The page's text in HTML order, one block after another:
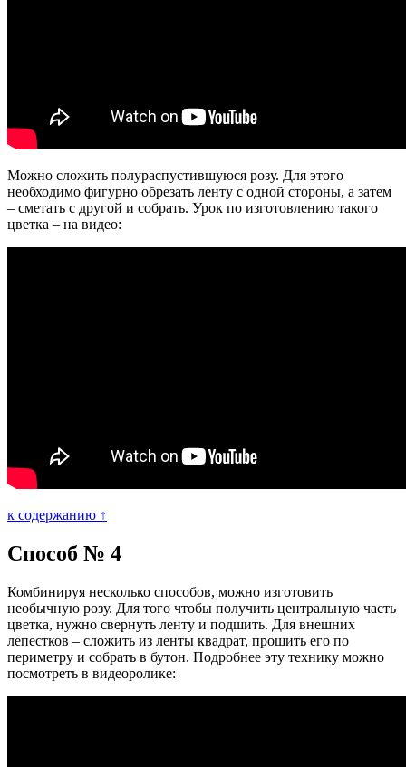
Можно сложить полураспустившуюся розу. Для этого
необходимо фигурно обрезать ленту с одной стороны, а затем
– сметать с другой и собрать. Урок по изготовлению такого
цветка – на видео:
к содержанию ↑
Способ № 4
Комбинируя несколько способов, можно изготовить
необычную розу. Для того чтобы получить центральную часть
цветка, нужно свернуть ленту и подшить. Для внешних
лепестков – сложить из ленты квадрат, прошить его по
периметру и собрать в бутон. Подробнее эту технику можно
посмотреть в видеоролике: